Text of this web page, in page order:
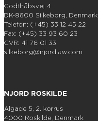
Godthåbsvej 4
DK-8600 Silkeborg, Denmark
Telefon: (+45) 33 12 45 22
Fax: (+45) 33 93 60 23
CVR: 41 76 01 33
silkeborg@njordlaw.com
NJORD ROSKILDE
Algade 5, 2. korrus
4000 Roskilde, Denmark